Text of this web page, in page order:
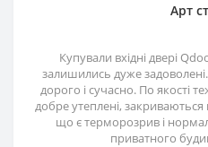
Арт
Купували вхідні двері
залишились дуже
дорого і сучасно. По якості
добре утеплені,
що є терморозрив і
приватного